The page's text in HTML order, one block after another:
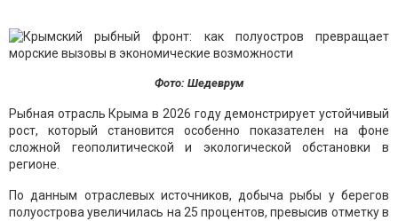
Фото: Шедеврум
Рыбная отрасль Крыма в 2026 году демонстрирует устойчивый
рост, который становится особенно показателен на фоне
сложной геополитической и экологической обстановки в
регионе.
По данным отраслевых источников, добыча рыбы у берегов
полуострова увеличилась на 25 процентов, превысив отметку в